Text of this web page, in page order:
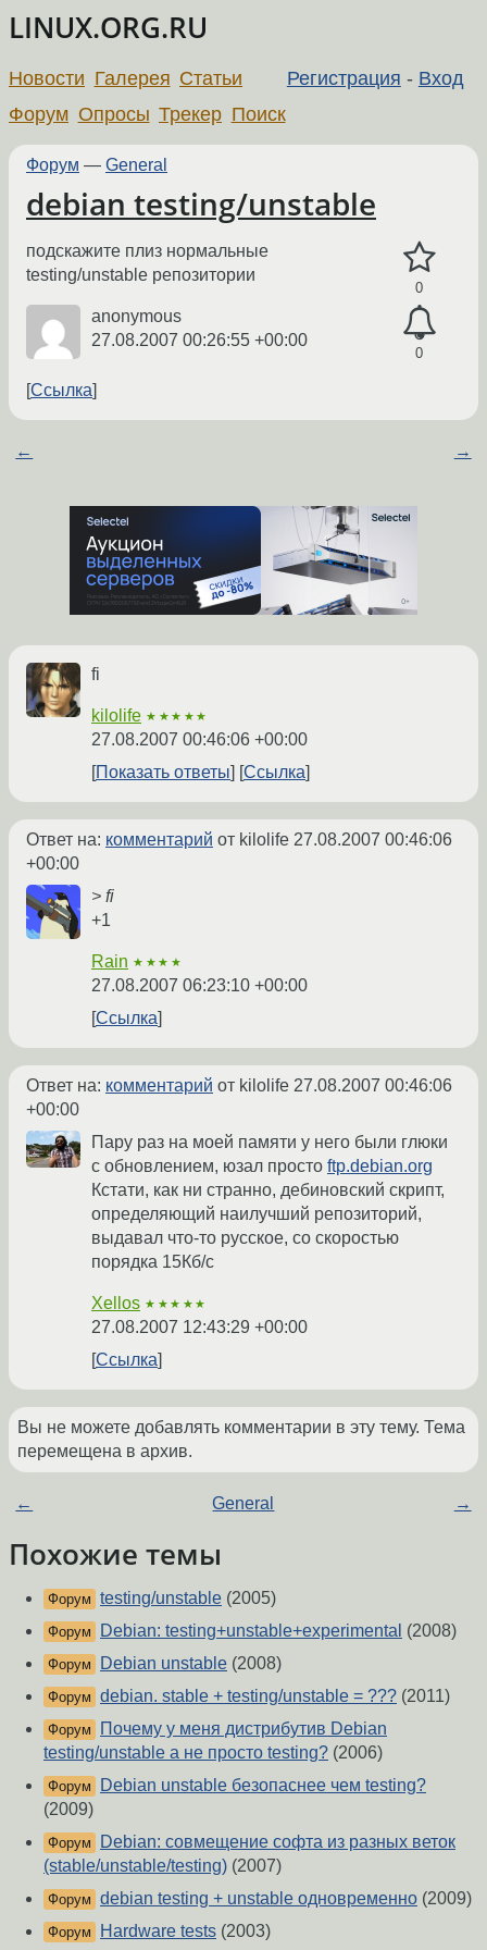
LINUX.ORG.RU
Регистрация - Вход
Новости Галерея Статьи
Форум Опросы Трекер Поиск
Форум — General
debian testing/unstable
0
0
подскажите плиз нормальные
testing/unstable репозитории
anonymous
27.08.2007 00:26:55 +00:00
Ссылка
← →
fi
kilolife ★★★★★
27.08.2007 00:46:06 +00:00
Показать ответы
Ссылка
Ответ на: комментарий от kilolife 27.08.2007 00:46:06
+00:00
> fi
+1
Rain ★★★★
27.08.2007 06:23:10 +00:00
Ссылка
Ответ на: комментарий от kilolife 27.08.2007 00:46:06
+00:00
Пару раз на моей памяти у него были глюки
с обновлением, юзал просто ftp.debian.org
Кстати, как ни странно, дебиновский скрипт,
определяющий наилучший репозиторий,
выдавал что-то русское, со скоростью
порядка 15Кб/с
Xellos ★★★★★
27.08.2007 12:43:29 +00:00
Ссылка
Вы не можете добавлять комментарии в эту тему. Тема
перемещена в архив.
← General →
Похожие темы
Форум testing/unstable (2005)
Форум Debian: testing+unstable+experimental (2008)
Форум Debian unstable (2008)
Форум debian. stable + testing/unstable = ??? (2011)
Форум
Почему у меня дистрибутив Debian
testing/unstable а не просто testing? (2006)
Форум
Debian unstable безопаснее чем testing?
(2009)
Форум
Debian: совмещение софта из разных веток
(stable/unstable/testing) (2007)
Форум debian testing + unstable одновременно (2009)
Форум Hardware tests (2003)